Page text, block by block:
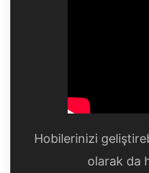
Hobilerinizi
olarak da